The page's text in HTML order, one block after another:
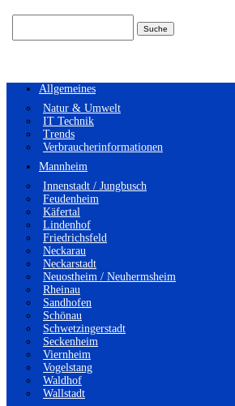
Allgemeines
Natur & Umwelt
IT Technik
Trends
Verbraucherinformationen
Mannheim
Innenstadt / Jungbusch
Feudenheim
Käfertal
Lindenhof
Friedrichsfeld
Neckarau
Neckarstadt
Neuostheim / Neuhermsheim
Rheinau
Sandhofen
Schönau
Schwetzingerstadt
Seckenheim
Viernheim
Vogelstang
Waldhof
Wallstadt